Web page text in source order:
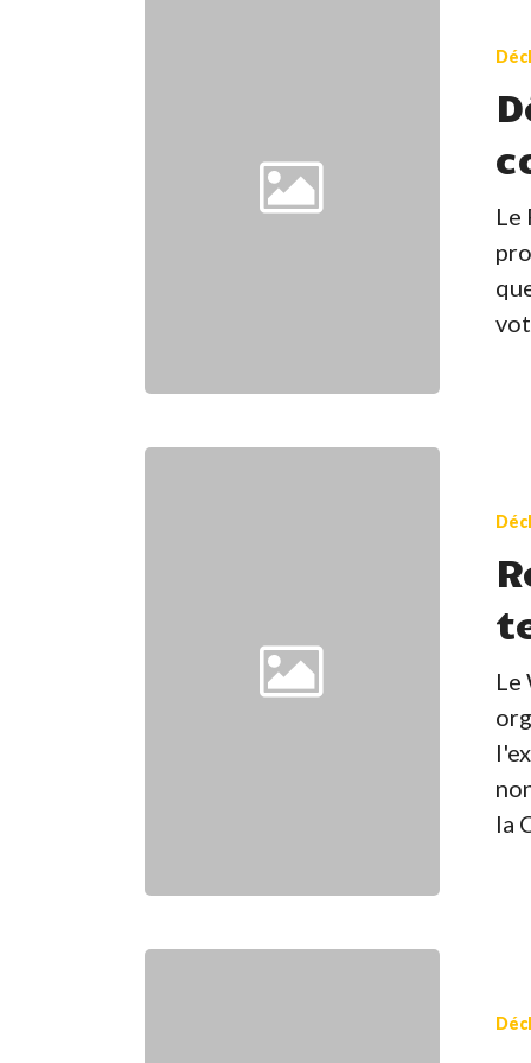
Le
terres
Le
la